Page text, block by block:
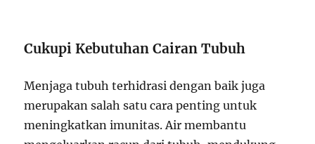
Cukupi Kebutuhan Cairan Tubuh
Menjaga tubuh terhidrasi dengan baik juga
merupakan salah satu cara penting untuk
meningkatkan imunitas. Air membantu